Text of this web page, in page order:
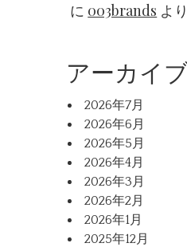
に 003brands より
アーカイブ
2026年7月
2026年6月
2026年5月
2026年4月
2026年3月
2026年2月
2026年1月
2025年12月